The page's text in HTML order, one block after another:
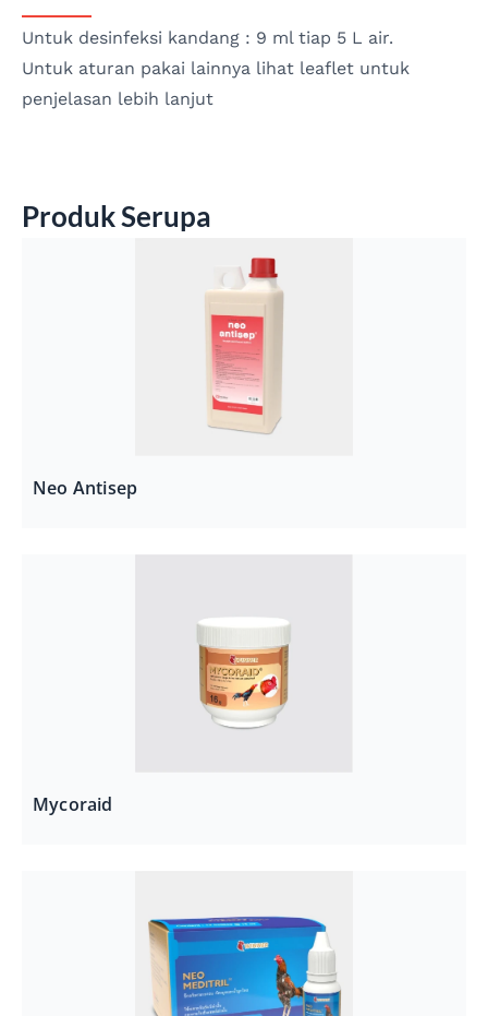
Untuk desinfeksi kandang : 9 ml tiap 5 L air.
Untuk aturan pakai lainnya lihat leaflet untuk
penjelasan lebih lanjut
Produk Serupa
Neo Antisep
Mycoraid